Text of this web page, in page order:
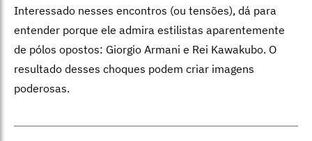
Interessado nesses encontros (ou tensões), dá para
entender porque ele admira estilistas aparentemente
de pólos opostos: Giorgio Armani e Rei Kawakubo. O
resultado desses choques podem criar imagens
poderosas.